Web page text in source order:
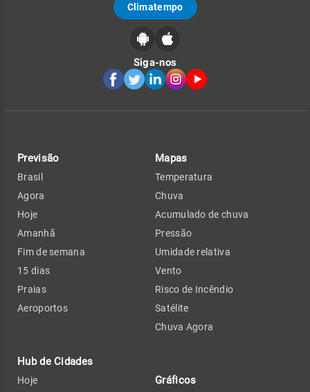
Climatempo
Siga-nos
Previsão
Brasil
Agora
Hoje
Amanhã
Fim de semana
15 dias
Praias
Aeroportos
Hub de Cidades
Hoje
Mapas
Temperatura
Chuva
Acumulado de chuva
Pressão
Umidade relativa
Vento
Risco de Incêndio
Satélite
Chuva Agora
Gráficos